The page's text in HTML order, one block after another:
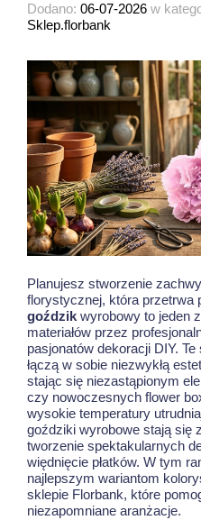
Dodano: 06-07-2026 w
Sklep.florbank
Planujesz stworzenie
florystycznej, która przetrwa
goździk wyrobowy to jeden
materiałów przez
pasjonatów dekoracji DIY.
łączą w sobie niezwykłą
stając się niezastąpionym
czy nowoczesnych flower
wysokie temperatury
goździki wyrobowe stają się
tworzenie spektakularnych
więdnięcie płatków. W tym
najlepszym wariantom
sklepie Florbank, które
niezapomniane aranżacje.